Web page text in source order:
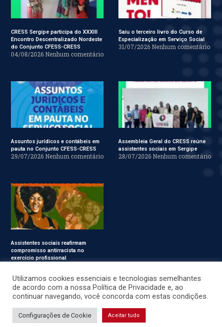
CRESS Sergipe participa do XXXIII
Encontro Descentralizado Nordeste
do Conjunto CFESS-CRESS
04/08/2026 Nenhum comentário
Saiu o terceiro livro do Curso de
Especialização em Serviço Social
31/07/2026 Nenhum comentário
Assuntos jurídicos e contábeis em
pauta no Conjunto CFESS-CRESS
29/07/2026 Nenhum comentário
Assembleia Geral do CRESS reúne
assistentes sociais em Sergipe
28/07/2026 Nenhum comentário
Assistentes sociais reafirmam
compromisso antirracista no
exercício profissional
© CRESS-SE 2022. Todos os Direitos Reservados.
Desenvolvido porJSWEBMIDIA
Utilizamos cookies essenciais e tecnologias semelhantes
de acordo com a nossa Política de Privacidade e, ao
continuar navegando, você concorda com estas condições.
Configurações de Cookie Aceitar tudo